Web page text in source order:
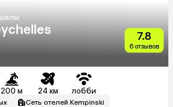
7.8
6 отзывов
200 м 24 км лобби
Сеть отелей Kempinski